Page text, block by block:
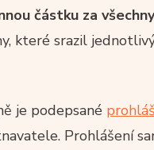
částku za
které srazil
je podepsané
Prohlášení